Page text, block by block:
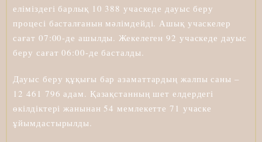
еліміздегі барлық 10 388 учаскеде дауыс беру
процесі басталғанын мәлімдейді. Ашық учаскелер
сағат 07:00-де ашылды. Жекелеген 92 учаскеде дауыс
беру сағат 06:00-де басталды.
Дауыс беру құқығы бар азаматтардың жалпы саны –
12 461 796 адам. Қазақстанның шет елдердегі
өкілдіктері жанынан 54 мемлекетте 71 учаске
ұйымдастырылды.